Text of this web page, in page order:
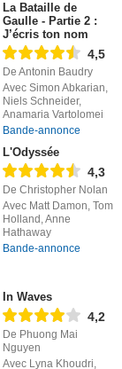
La Bataille de
Gaulle - Partie 2 :
J’écris ton nom
4,5
De Antonin Baudry
Avec Simon Abkarian,
Niels Schneider,
Anamaria Vartolomei
Bande-annonce
L'Odyssée
4,3
De Christopher Nolan
Avec Matt Damon, Tom
Holland, Anne
Hathaway
Bande-annonce
In Waves
4,2
De Phuong Mai
Nguyen
Avec Lyna Khoudri,